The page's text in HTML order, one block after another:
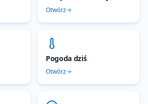
Otwórz
Pogoda dziś
Otwórz